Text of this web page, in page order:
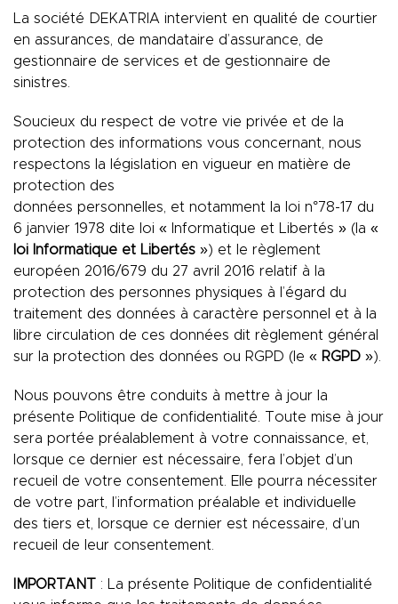
La société DEKATRIA intervient en qualité de courtier
en assurances, de mandataire d’assurance, de
gestionnaire de services et de gestionnaire de
sinistres.
Soucieux du respect de votre vie privée et de la
protection des informations vous concernant, nous
respectons la législation en vigueur en matière de
protection des
données personnelles, et notamment la loi n°78-17 du
6 janvier 1978 dite loi « Informatique et Libertés » (la «
loi Informatique et Libertés ») et le règlement
européen 2016/679 du 27 avril 2016 relatif à la
protection des personnes physiques à l’égard du
traitement des données à caractère personnel et à la
libre circulation de ces données dit règlement général
sur la protection des données ou RGPD (le « RGPD »).
Nous pouvons être conduits à mettre à jour la
présente Politique de confidentialité. Toute mise à jour
sera portée préalablement à votre connaissance, et,
lorsque ce dernier est nécessaire, fera l’objet d’un
recueil de votre consentement. Elle pourra nécessiter
de votre part, l’information préalable et individuelle
des tiers et, lorsque ce dernier est nécessaire, d’un
recueil de leur consentement.
IMPORTANT
: La présente Politique de confidentialité